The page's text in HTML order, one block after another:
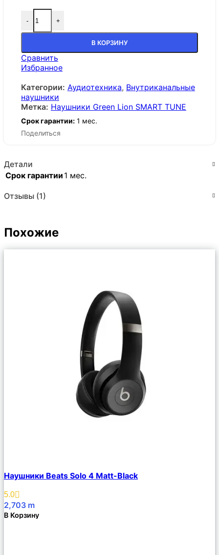
- +
В КОРЗИНУ
Сравнить
Избранное
Категории: Аудиотехника, Внутриканальные
наушники
Метка: Наушники Green Lion SMART TUNE
Срок гарантии: 1 мес.
Поделиться
Детали
Срок гарантии 1 мес.
Отзывы (1)
Похожие
Описание
Избранное
Наушники Beats Solo 4 Matt-Black
5.0
2,703 m
В Корзину